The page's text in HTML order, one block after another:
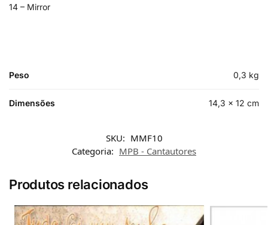
14 – Mirror
Peso 0,3 kg
Dimensões 14,3 × 12 cm
SKU: MMF10
Categoria: MPB - Cantautores
Produtos relacionados